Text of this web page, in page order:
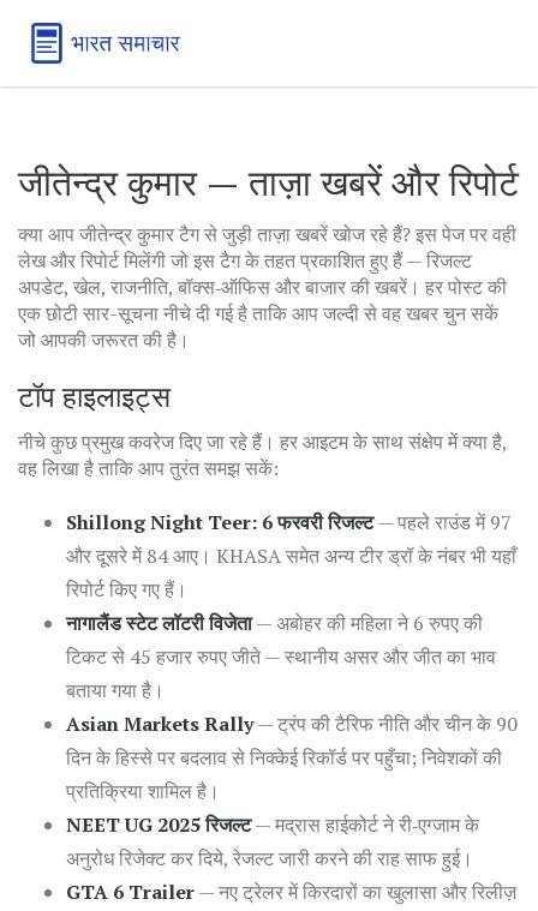
जीतेन्द्र कुमार — ताज़ा खबरें और रिपोर्ट
क्या आप जीतेन्द्र कुमार टैग से जुड़ी ताज़ा खबरें खोज रहे हैं? इस पेज पर वही
लेख और रिपोर्ट मिलेंगी जो इस टैग के तहत प्रकाशित हुए हैं — रिजल्ट
अपडेट, खेल, राजनीति, बॉक्स‑ऑफिस और बाजार की खबरें। हर पोस्ट की
एक छोटी सार-सूचना नीचे दी गई है ताकि आप जल्दी से वह खबर चुन सकें
जो आपकी जरूरत की है।
टॉप हाइलाइट्स
नीचे कुछ प्रमुख कवरेज दिए जा रहे हैं। हर आइटम के साथ संक्षेप में क्या है,
वह लिखा है ताकि आप तुरंत समझ सकें:
Shillong Night Teer: 6 फरवरी रिजल्ट— पहले राउंड में 97
और दूसरे में 84 आए। KHASA समेत अन्य टीर ड्रॉ के नंबर भी यहाँ
रिपोर्ट किए गए हैं।
नागालैंड स्टेट लॉटरी विजेता— अबोहर की महिला ने 6 रुपए की
टिकट से 45 हजार रुपए जीते — स्थानीय असर और जीत का भाव
बताया गया है।
Asian Markets Rally— ट्रंप की टैरिफ नीति और चीन के 90
दिन के हिस्से पर बदलाव से निक्केई रिकॉर्ड पर पहुँचा; निवेशकों की
प्रतिक्रिया शामिल है।
NEET UG 2025 रिजल्ट— मद्रास हाईकोर्ट ने री‑एग्जाम के
अनुरोध रिजेक्ट कर दिये, रेजल्ट जारी करने की राह साफ हुई।
GTA 6 Trailer— नए ट्रेलर में किरदारों का खुलासा और रिलीज़